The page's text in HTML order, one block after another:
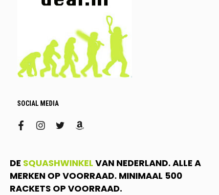
SOCIAL MEDIA
facebookinstagram
twitteramazon
DE SQUASHWINKEL VAN NEDERLAND. ALLE A
MERKEN OP VOORRAAD. MINIMAAL 500
RACKETS OP VOORRAAD.